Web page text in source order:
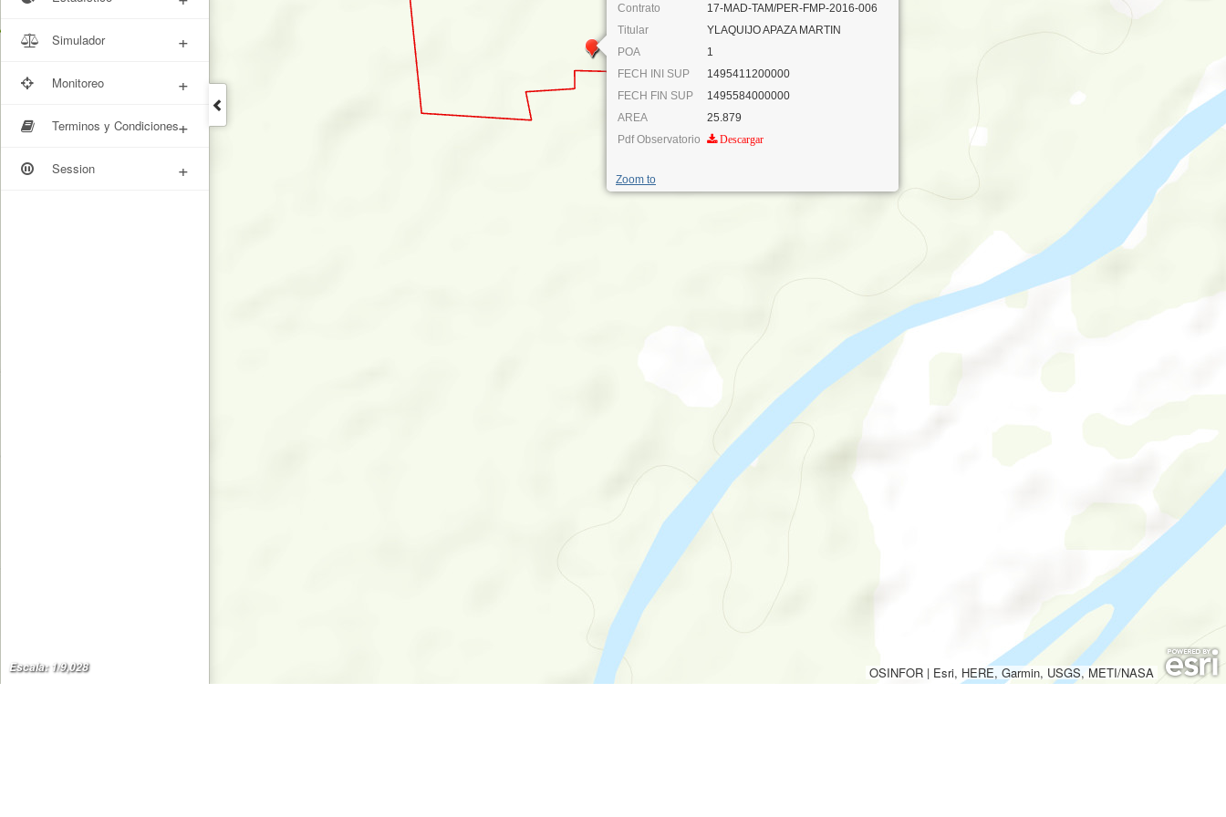
Simulador +
Monitoreo +
Terminos y Condiciones+
Session +
OSINFOR | Esri, HERE, Garmin, USGS, METI/NASA
Contrato
17-MAD-TAM/PER-FMP-2016-006
Titular
YLAQUIJO APAZA MARTIN
POA
1
FECH INI SUP
1495411200000
FECH FIN SUP
1495584000000
AREA
25.879
Pdf Observatorio
Descargar
Zoom to
Escala: 1/9,028